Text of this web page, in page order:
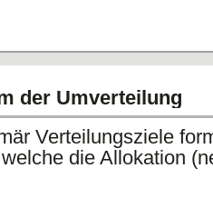
der Umverteilung
Verteilungsziele
die Allokation